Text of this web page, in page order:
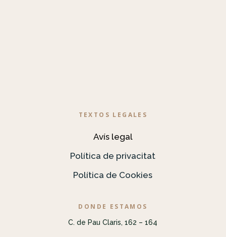
TEXTOS LEGALES
Avís legal
Política de privacitat
Política de Cookies
DONDE ESTAMOS
C. de Pau Claris, 162 – 164